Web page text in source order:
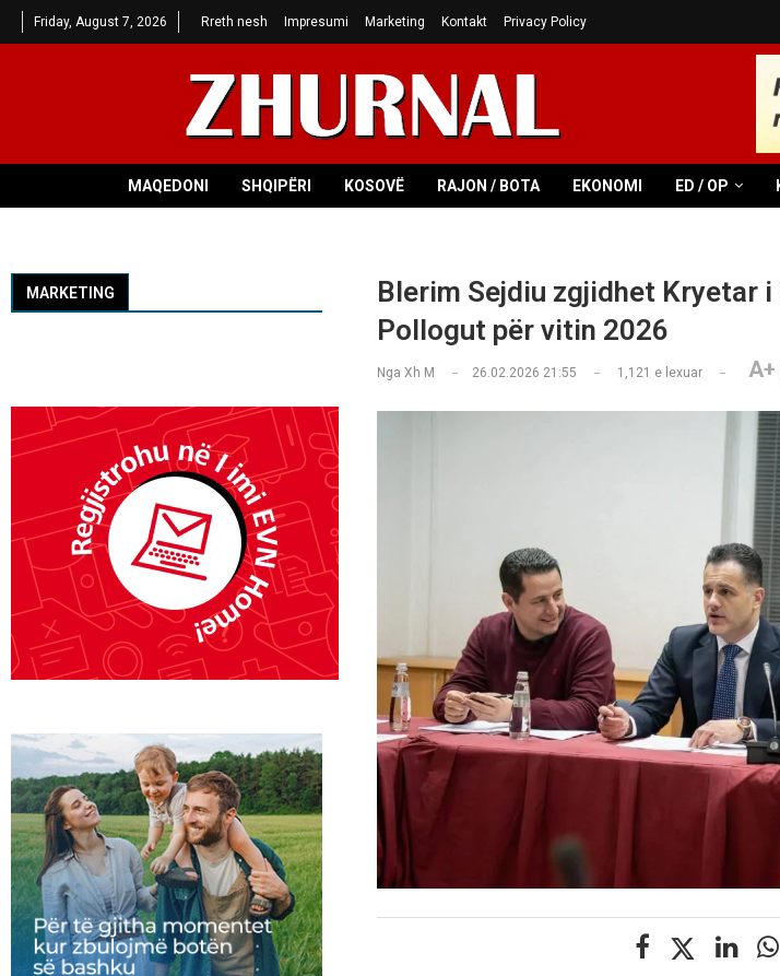
Friday, August 7, 2026 Rreth nesh Impresumi Marketing Kontakt Privacy Policy
MAQEDONI SHQIPËRI KOSOVË RAJON / BOTA EKONOMI ED / OP
Blerim Sejdiu zgjidhet Kryetar
Pollogut për vitin 2026
Nga Xh M 26.02.2026 21:55 1,121 e lexuar A+
MARKETING